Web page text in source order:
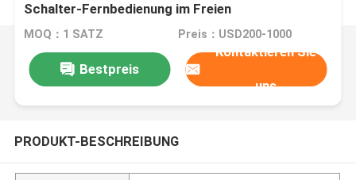
Schalter-Fernbedienung im Freien
MOQ：1 SATZ Preis：USD200-1000
Bestpreis
Kontaktieren Sie
uns
PRODUKT-BESCHREIBUNG